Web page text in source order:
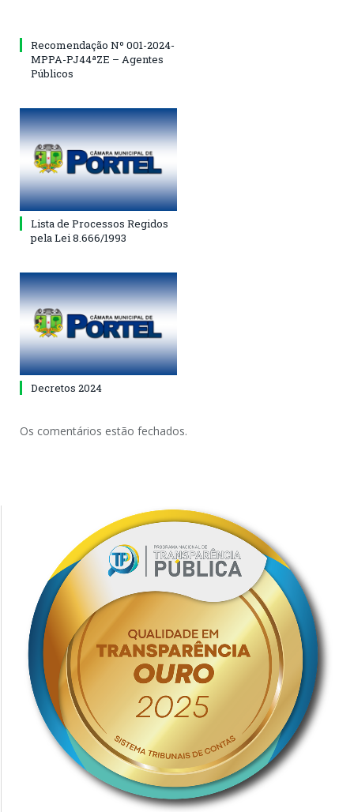
Recomendação Nº 001-2024-
MPPA-PJ44ªZE – Agentes
Públicos
Lista de Processos Regidos
pela Lei 8.666/1993
Decretos 2024
Os comentários estão fechados.